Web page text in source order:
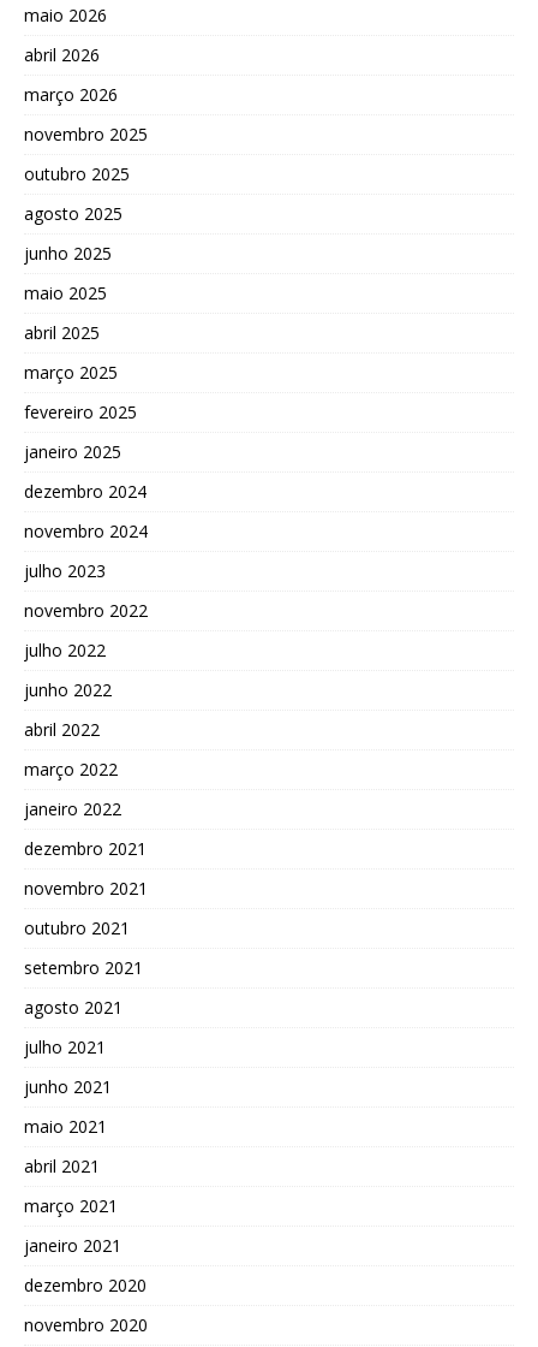
maio 2026
abril 2026
março 2026
novembro 2025
outubro 2025
agosto 2025
junho 2025
maio 2025
abril 2025
março 2025
fevereiro 2025
janeiro 2025
dezembro 2024
novembro 2024
julho 2023
novembro 2022
julho 2022
junho 2022
abril 2022
março 2022
janeiro 2022
dezembro 2021
novembro 2021
outubro 2021
setembro 2021
agosto 2021
julho 2021
junho 2021
maio 2021
abril 2021
março 2021
janeiro 2021
dezembro 2020
novembro 2020